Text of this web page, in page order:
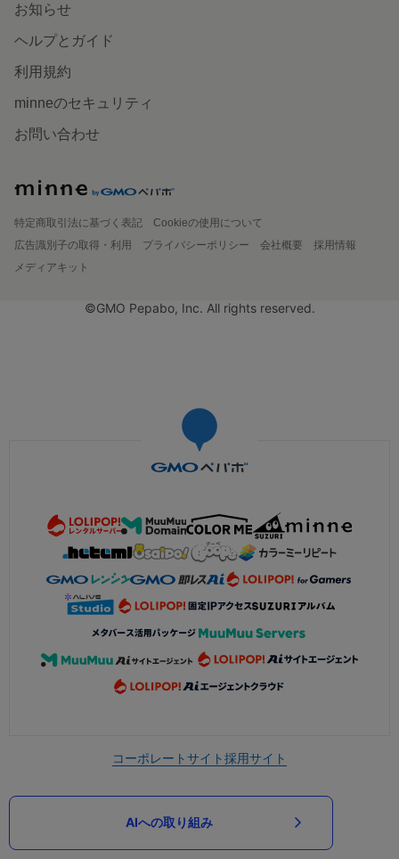
お知らせ
ヘルプとガイド
利用規約
minneのセキュリティ
お問い合わせ
特定商取引法に基づく表記
Cookieの使用について
広告識別子の取得・利用
プライバシーポリシー 会社概要
採用情報
メディアキット
©GMO Pepabo, Inc. All rights reserved.
コーポレートサイト採用サイト
AIへの取り組み